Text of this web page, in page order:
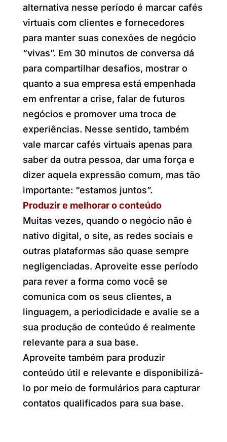
alternativa nesse período é marcar cafés
virtuais com clientes e fornecedores
para manter suas conexões de negócio
“vivas”. Em 30 minutos de conversa dá
para compartilhar desafios, mostrar o
quanto a sua empresa está empenhada
em enfrentar a crise, falar de futuros
negócios e promover uma troca de
experiências. Nesse sentido, também
vale marcar cafés virtuais apenas para
saber da outra pessoa, dar uma força e
dizer aquela expressão comum, mas tão
importante: “estamos juntos”.
Produzir e melhorar o conteúdo
Muitas vezes, quando o negócio não é
nativo digital, o site, as redes sociais e
outras plataformas são quase sempre
negligenciadas. Aproveite esse período
para rever a forma como você se
comunica com os seus clientes, a
linguagem, a periodicidade e avalie se a
sua produção de conteúdo é realmente
relevante para a sua base.
Aproveite também para produzir
conteúdo útil e relevante e disponibilizá-
lo por meio de formulários para capturar
contatos qualificados para sua base.